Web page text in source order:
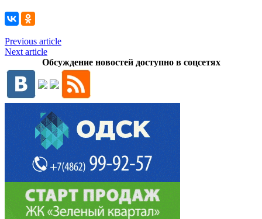
Previous article
Next article
Обсуждение новостей доступно в соцсетях